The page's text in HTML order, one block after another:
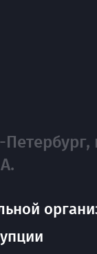
Петербург,